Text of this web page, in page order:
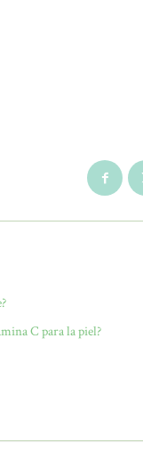
C para la piel?